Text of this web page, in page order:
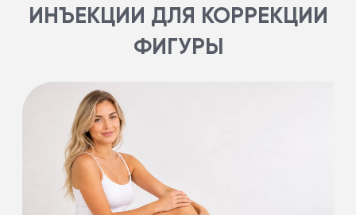
ИНЪЕКЦИИ ДЛЯ КОРРЕКЦИИ
ФИГУРЫ